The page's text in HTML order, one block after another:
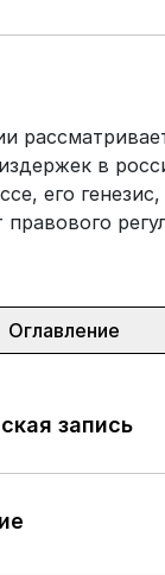
в
его
вузов,
юристами.
Оглавление
запись